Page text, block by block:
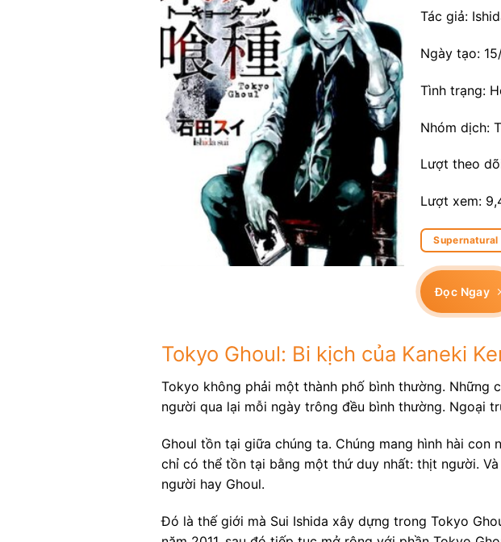
Tác giả:
Ngày tạo:
Tình trạng:
Nhóm dịch:
Lượt theo
Lượt xem:
Supernatural
Đọc Ngay
Tokyo Ghoul: Bi kịch của Kaneki
Tokyo không phải một thành phố bình thường. Những
người qua lại mỗi ngày trông đều bình thường. Ngoại
Ghoul tồn tại giữa chúng ta. Chúng mang hình hài
chỉ có thể tồn tại bằng một thứ duy nhất: thịt người.
người hay Ghoul.
Đó là thế giới mà Sui Ishida xây dựng trong Tokyo